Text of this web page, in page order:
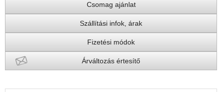
Csomag ajánlat
Szállítási infok, árak
Fizetési módok
Árváltozás értesítő